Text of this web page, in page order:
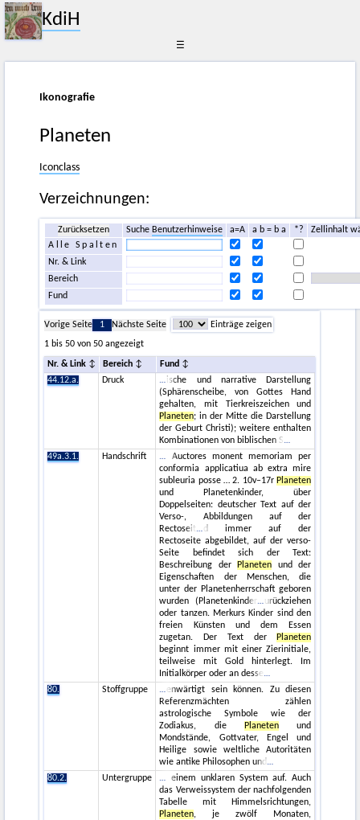
KdiH
☰
Ikonografie
Planeten
Iconclass
Verzeichnungen:
Zurücksetzen Suche Benutzerhinweise a=A a b = b a *?
Zellinhalt
Alle Spalten
Nr. & Link
Bereich
Fund
Vorige Seite 1 Nächste Seite
Einträge zeigen
1 bis 50 von 50 angezeigt
Nr. & Link Bereich
Fund
44.12.a.
Druck
ische und narrative Darstellung
(Sphärenscheibe, von Gottes Hand
gehalten, mit Tierkreiszeichen und
Planeten; in der Mitte die Darstellung
der Geburt Christi); weitere enthalten
Kombinationen von biblischen S
49a.3.1.
Handschrift
Auctores monent memoriam per
conformia applicatiua ab extra mire
subleuria posse … 2. 10v–17r Planeten
und Planetenkinder, über
Doppelseiten: deutscher Text auf der
Verso-, Abbildungen auf der
Rectoseit
d immer auf der
Rectoseite abgebildet, auf der verso-
Seite befindet sich der Text:
Beschreibung der
Planeten und der
Eigenschaften der Menschen, die
unter der Planetenherrschaft geboren
wurden (Planetenkinder
urückziehen
oder tanzen. Merkurs Kinder sind den
freien Künsten und dem Essen
zugetan. Der Text der
Planeten
beginnt immer mit einer Zierinitiale,
teilweise mit Gold hinterlegt. Im
Initialkörper oder an desse
80.
Stoffgruppe
enwärtigt sein können. Zu diesen
Referenzmächten zählen
astrologische Symbole wie der
Zodiakus, die
Planetenund
Mondstände, Gottvater, Engel und
Heilige sowie weltliche Autoritäten
wie antike Philosophen und
80.2.
Untergruppe
einem unklaren System auf. Auch
das Verweissystem der nachfolgenden
Tabelle mit Himmelsrichtungen,
Planeten, je zwölf Monaten,